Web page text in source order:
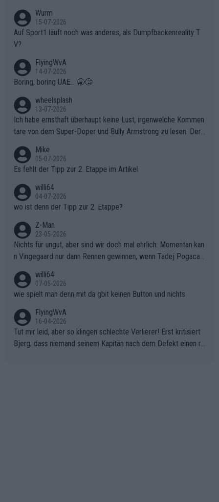
Wurm
15-07-2026
Auf Sport1 läuft noch was anderes, als Dumpfbackenreality T
V?
FlyingWvA
14-07-2026
Boring, boring UAE... 🥱😴
wheelsplash
13-07-2026
Ich habe ernsthaft überhaupt keine Lust, irgenwelche Kommen
tare von dem Super-Doper und Bully Armstrong zu lesen. Der
r die gehört nicht in dieses Medium!
Mike
05-07-2026
Es fehlt der Tipp zur 2. Etappe im Artikel
willi64
04-07-2026
wo ist denn der Tipp zur 2. Etappe?
Z-Man
23-05-2026
Nichts für ungut, aber sind wir doch mal ehrlich: Momentan kan
n Vingegaard nur dann Rennen gewinnen, wenn Tadej Pogacar
willi64
07-05-2026
wie spielt man denn mit da gbit keinen Button und nichts
FlyingWvA
16-04-2026
Tut mir leid, aber so klingen schlechte Verlierer! Erst kritisiert
Bjerg, dass niemand seinem Kapitän nach dem Defekt einen ro